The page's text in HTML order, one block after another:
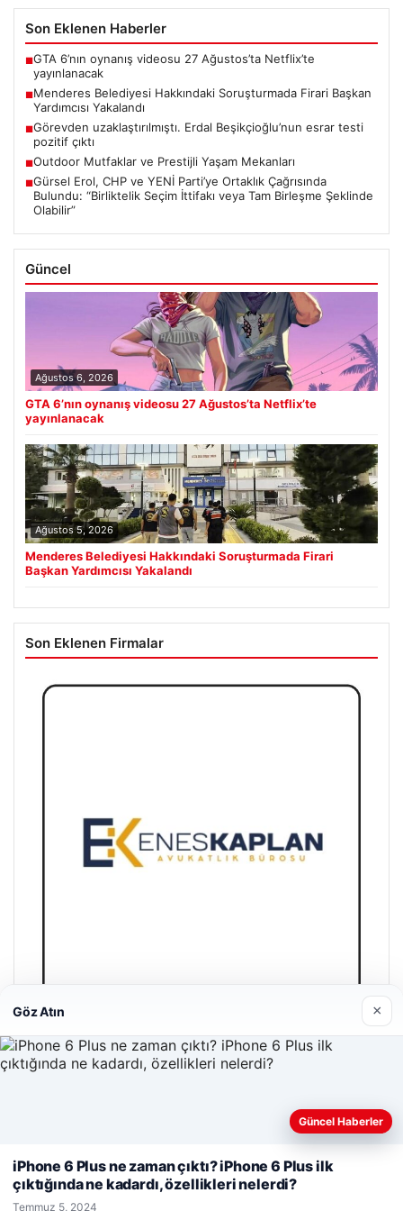
Son Eklenen Haberler
■GTA 6’nın oynanış videosu 27 Ağustos’ta Netflix’te
yayınlanacak
■Menderes Belediyesi Hakkındaki Soruşturmada Firari Başkan
Yardımcısı Yakalandı
■Görevden uzaklaştırılmıştı. Erdal Beşikçioğlu’nun esrar testi
pozitif çıktı
■Outdoor Mutfaklar ve Prestijli Yaşam Mekanları
■Gürsel Erol, CHP ve YENİ Parti’ye Ortaklık Çağrısında
Bulundu: “Birliktelik Seçim İttifakı veya Tam Birleşme Şeklinde
Olabilir”
Güncel
Ağustos 6, 2026
GTA 6’nın oynanış videosu 27 Ağustos’ta Netflix’te
yayınlanacak
Ağustos 5, 2026
Menderes Belediyesi Hakkındaki Soruşturmada Firari
Başkan Yardımcısı Yakalandı
Son Eklenen Firmalar
Enes Kaplan Avukatlık Bürosu
Nisan 28, 2026
© 2026 Haber Git – Güncel Haber Portalı
Web sitemizi nasıl kullandığınızı daha iyi anlayabilmek,
kullanıyoruz.Çerez Politikamız
Reddet
Göz Atın ×
Güncel Haberler
iPhone 6 Plus ne zaman çıktı? iPhone 6 Plus ilk
çıktığında ne kadardı, özellikleri nelerdi?
Temmuz 5, 2024